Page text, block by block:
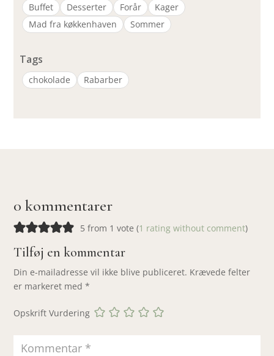
Buffet
Desserter Forår
Kager
Mad fra køkkenhaven
Sommer
Tags
chokolade Rabarber
0 kommentarer
5 from 1 vote (1 rating without comment)
Tilføj en kommentar
Din e-mailadresse vil ikke blive publiceret. Krævede felter
er markeret med*
Opskrift Vurdering